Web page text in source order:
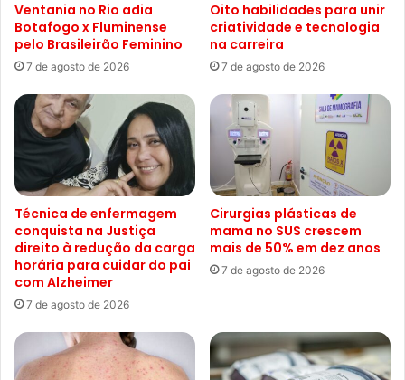
Ventania no Rio adia
Botafogo x Fluminense
pelo Brasileirão Feminino
7 de agosto de 2026
Oito habilidades para unir
criatividade e tecnologia
na carreira
7 de agosto de 2026
Técnica de enfermagem
conquista na Justiça
direito à redução da carga
horária para cuidar do pai
com Alzheimer
7 de agosto de 2026
Cirurgias plásticas de
mama no SUS crescem
mais de 50% em dez anos
7 de agosto de 2026